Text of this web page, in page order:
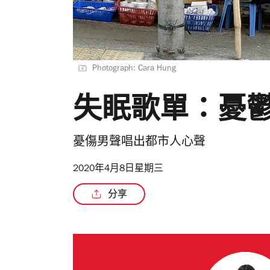
Photograph: Cara Hung
失眠歌單：憂
憂傷男聲唱出都市人心聲
2020年4月8日星期三
分享